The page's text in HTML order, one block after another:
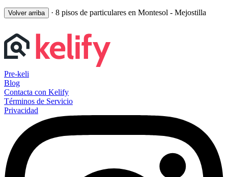
Volver arriba · 8 pisos de particulares en Montesol - Mejostilla
Pre-keli
Blog
Contacta con Kelify
Términos de Servicio
Privacidad